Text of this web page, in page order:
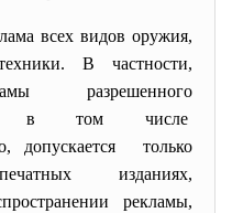
всех видов оружия,
В частности,
разрешенного
в том числе
допускается только
изданиях,
рекламы,